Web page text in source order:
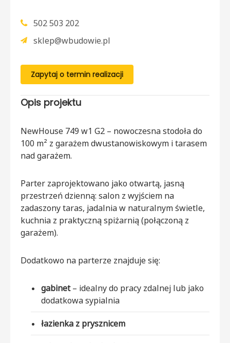
502 503 202
sklep@wbudowie.pl
Zapytaj o termin realizacji
Opis projektu
NewHouse 749 w1 G2 – nowoczesna stodoła do
100 m² z garażem dwustanowiskowym i tarasem
nad garażem.
Parter zaprojektowano jako otwartą, jasną
przestrzeń dzienną: salon z wyjściem na
zadaszony taras, jadalnia w naturalnym świetle,
kuchnia z praktyczną spiżarnią (połączoną z
garażem).
Dodatkowo na parterze znajduje się:
gabinet– idealny do pracy zdalnej lub jako
dodatkowa sypialnia
łazienka z prysznicem